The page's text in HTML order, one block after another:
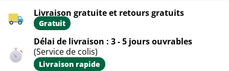
Livraison gratuite et retours gratuits
Gratuit
Délai de livraison : 3 - 5 jours ouvrables
(Service de colis)
Livraison rapide